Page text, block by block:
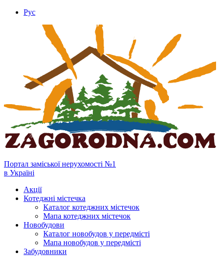
Рус
Портал заміської нерухомості №1
в Україні
Акції
Котеджні містечка
Каталог котеджних містечок
Мапа котеджних містечок
Новобудови
Каталог новобудов у передмісті
Мапа новобудов у передмісті
Забудовники